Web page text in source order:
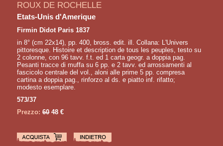
ROUX DE ROCHELLE
Etats-Unis d'Amerique
Firmin Didot Paris 1837
in 8° (cm 22x14), pp. 400, bross. edit. ill. Collana: L'Univers
pittoresque. Histoire et description de tous les peuples, testo su
2 colonne, con 96 tavv. f.t. ed 1 carta geogr. a doppia pag.
Pesanti tracce di muffa su 6 pp. e 2 tavv. ed arrossamenti al
fascicolo centrale del vol., aloni alle prime 5 pp. compresa
cartina a doppia pag., rinforzo al ds. e piatto inf. rifatto;
modesto esemplare.
573/37
Prezzo: 6048 €